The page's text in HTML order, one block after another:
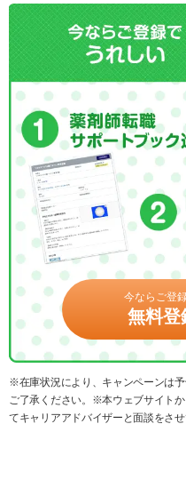
今ならご登
無料登
※在庫状況により、キャンペーンは
ご了承ください。※本ウェブサイト
てキャリアアドバイザーと面談をさ